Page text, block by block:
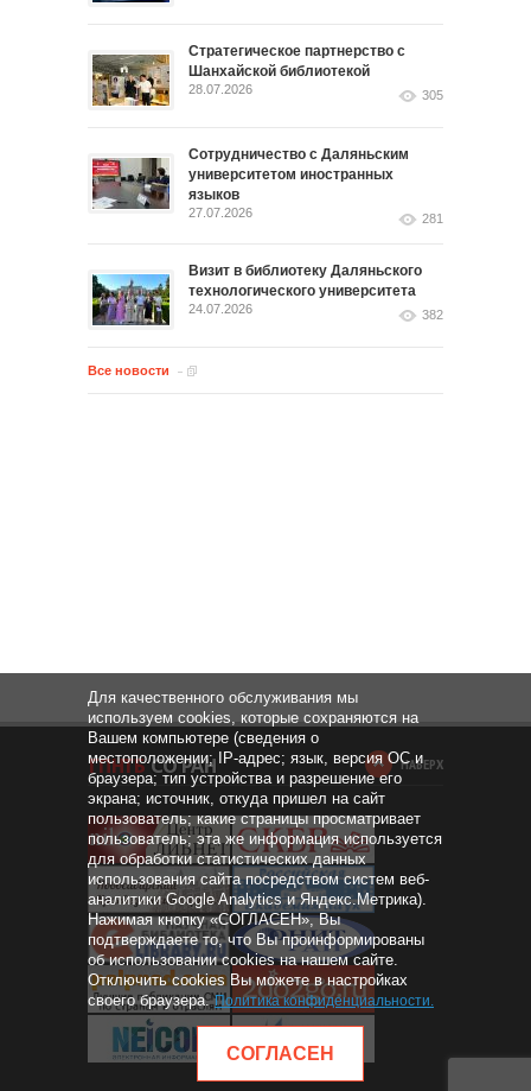
Стратегическое партнерство с
Шанхайской библиотекой
28.07.2026 305
Сотрудничество с Даляньским
университетом иностранных
языков
27.07.2026 281
Визит в библиотеку Даляньского
технологического университета
24.07.2026 382
Все новости
НАВЕРХ
Для качественного обслуживания мы
используем cookies, которые сохраняются на
Вашем компьютере (сведения о
местоположении; IP-адрес; язык, версия ОС и
браузера; тип устройства и разрешение его
экрана; источник, откуда пришел на сайт
пользователь; какие страницы просматривает
пользователь; эта же информация используется
для обработки статистических данных
использования сайта посредством систем веб-
аналитики Google Analytics и Яндекс.Метрика).
Нажимая кнопку «СОГЛАСЕН», Вы
подтверждаете то, что Вы проинформированы
об использовании cookies на нашем сайте.
Отключить cookies Вы можете в настройках
своего браузера.Политика конфиденциальности.
СОГЛАСЕН